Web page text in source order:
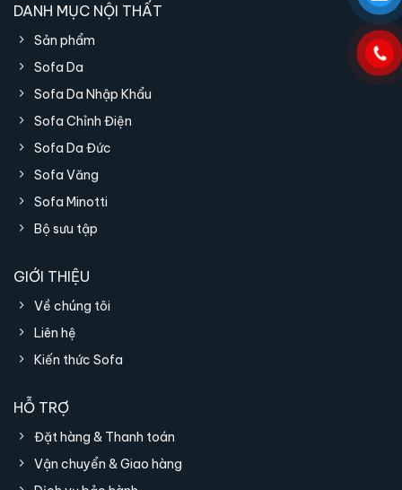
DANH MỤC NỘI THẤT
Sản phẩm
Sofa Da
Sofa Da Nhập Khẩu
Sofa Chỉnh Điện
Sofa Da Đức
Sofa Văng
Sofa Minotti
Bộ sưu tập
GIỚI THIỆU
Về chúng tôi
Liên hệ
Kiến thức Sofa
HỖ TRỢ
Đặt hàng & Thanh toán
Vận chuyển & Giao hàng